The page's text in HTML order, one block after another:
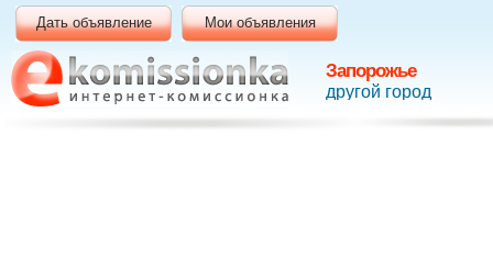
Запорожье
другой город
Дать объявление Мои объявления